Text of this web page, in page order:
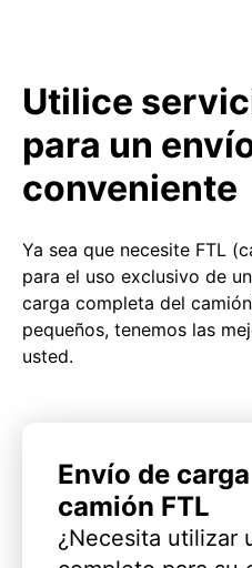
Utilice
para un
conveniente
Ya sea que necesite FTL
para el uso exclusivo de
carga completa del
pequeños, tenemos las
usted.
Envío de
camión FTL
¿Necesita utilizar